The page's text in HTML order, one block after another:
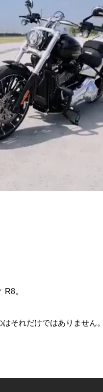
。
それだけではありません。